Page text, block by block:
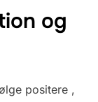
og
positere ,